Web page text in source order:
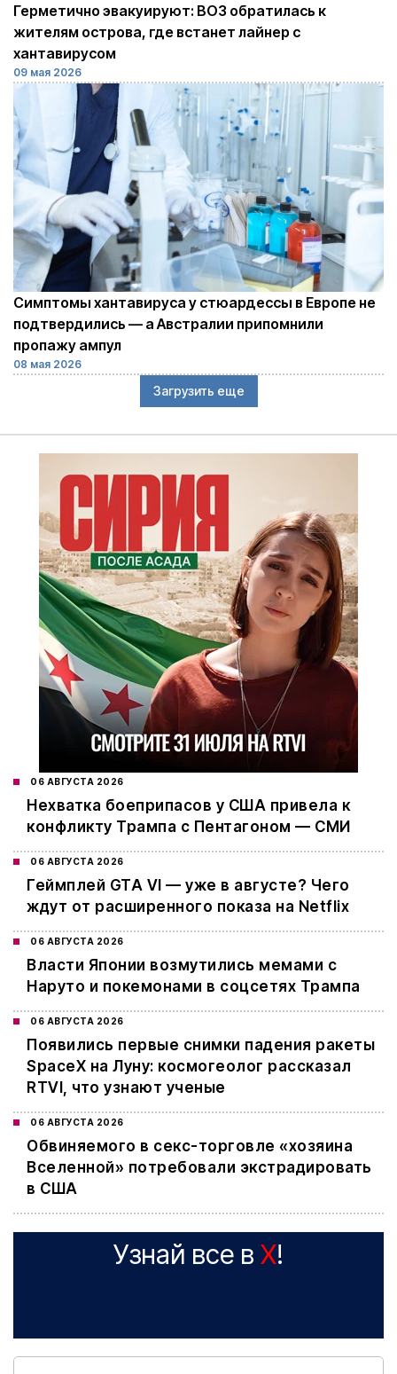
09 мая 2026
Герметично эвакуируют: ВОЗ обратилась к
жителям острова, где встанет лайнер с
хантавирусом
08 мая 2026
Cимптомы хантавируса у стюардессы в Европе не
подтвердились — а Австралии припомнили
пропажу ампул
Загрузить еще
06 АВГУСТА 2026
Нехватка боеприпасов у США привела к
конфликту Трампа с Пентагоном — СМИ
06 АВГУСТА 2026
Геймплей GTA VI — уже в августе? Чего
ждут от расширенного показа на Netflix
06 АВГУСТА 2026
Власти Японии возмутились мемами с
Наруто и покемонами в соцсетях Трампа
06 АВГУСТА 2026
Появились первые снимки падения ракеты
SpaceX на Луну: космогеолог рассказал
RTVI, что узнают ученые
06 АВГУСТА 2026
Обвиняемого в секс-торговле «хозяина
Вселенной» потребовали экстрадировать
в США
Узнай все в X!